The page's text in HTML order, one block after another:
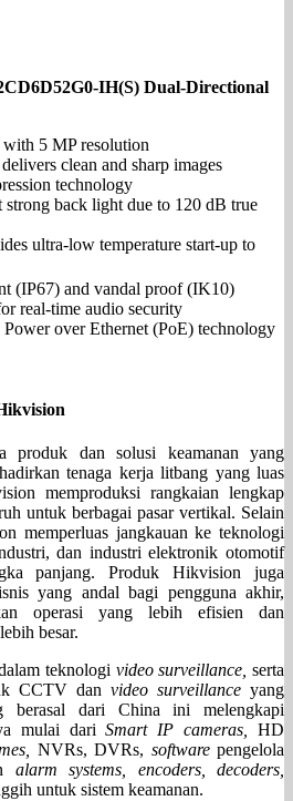
IH(S) Dual-Directional
5 MP resolution
clean and sharp images
technology
strong back light due to 120 dB true
ultra-low temperature start-up to
(IP67) and vandal proof (IK10)
real-time audio security
over Ethernet (PoE) technology
produk dan solusi keamanan yang
tenaga kerja litbang yang luas
memproduksi rangkaian lengkap
untuk berbagai pasar vertikal. Selain
memperluas jangkauan ke teknologi
dan industri elektronik otomotif
panjang. Produk Hikvision juga
yang andal bagi pengguna akhir,
operasi yang lebih efisien dan
besar.
teknologi video surveillance, serta
CCTV dan video surveillance yang
berasal dari China ini melengkapi
mulai dariSmart IP cameras, HD
NVRs, DVRs, softwarepengelola
alarm systems, encoders, decoders,
untuk sistem keamanan.